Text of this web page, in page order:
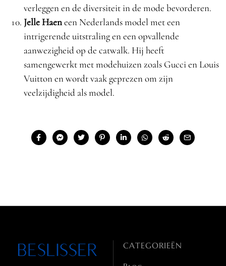
verleggen en de diversiteit in de mode bevorderen.
Jelle Haeneen Nederlands model met een
intrigerende uitstraling en een opvallende
aanwezigheid op de catwalk. Hij heeft
samengewerkt met modehuizen zoals Gucci en Louis
Vuitton en wordt vaak geprezen om zijn
veelzijdigheid als model.
CATEGORIEËN